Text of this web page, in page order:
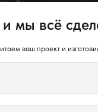
и мы всё
ваш проект и